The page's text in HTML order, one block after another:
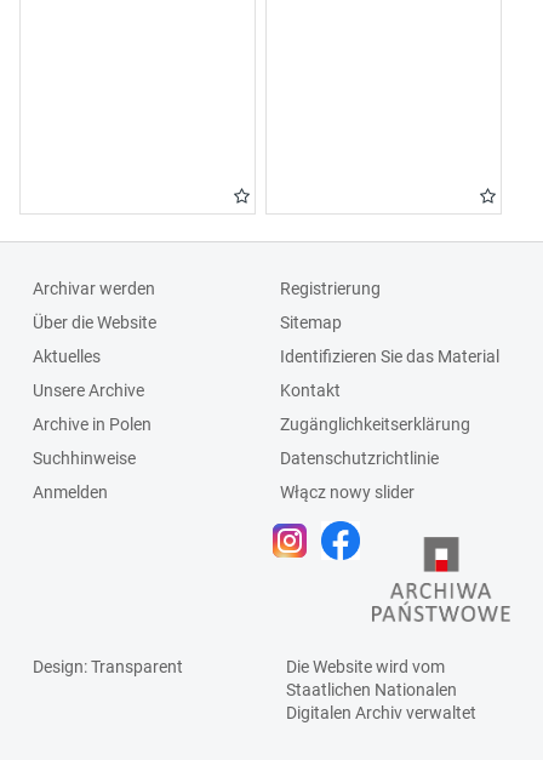
Archivar werden
Über die Website
Aktuelles
Unsere Archive
Archive in Polen
Suchhinweise
Anmelden
Registrierung
Sitemap
Identifizieren Sie das Material
Kontakt
Zugänglichkeitserklärung
Datenschutzrichtlinie
Włącz nowy slider
Design: Transparent
Die Website wird vom
Staatlichen Nationalen
Digitalen Archivverwaltet